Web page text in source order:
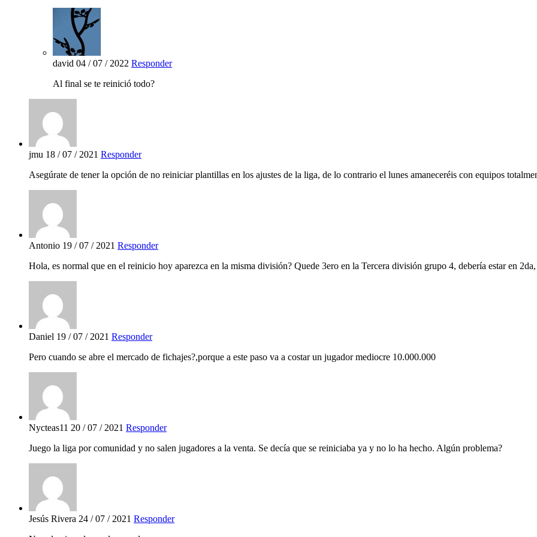
david 04 / 07 / 2022 Responder
Al final se te reinició todo?
jmu 18 / 07 / 2021 Responder
Asegúrate de tener la opción de no reiniciar plantillas en los ajustes de la liga, de lo contrario el lunes amaneceréis con equipos
Antonio 19 / 07 / 2021 Responder
Hola, es normal que en el reinicio hoy aparezca en la misma división? Quede 3ero en la Tercera división grupo 4, debería estar en
Daniel 19 / 07 / 2021 Responder
Pero cuando se abre el mercado de fichajes?,porque a este paso va a costar un jugador mediocre 10.000.000
Nycteas11 20 / 07 / 2021 Responder
Juego la liga por comunidad y no salen jugadores a la venta. Se decía que se reiniciaba ya y no lo ha hecho. Algún problema?
Jesús Rivera 24 / 07 / 2021 Responder